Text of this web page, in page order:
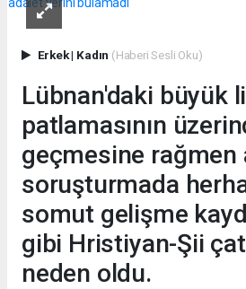
Erkek| Kadın (Haberi Sesli Oku)
Lübnan'daki büyük
patlamasının
geçmesine rağmen
soruşturmada
somut gelişme
gibi Hristiyan-Şii
neden oldu.